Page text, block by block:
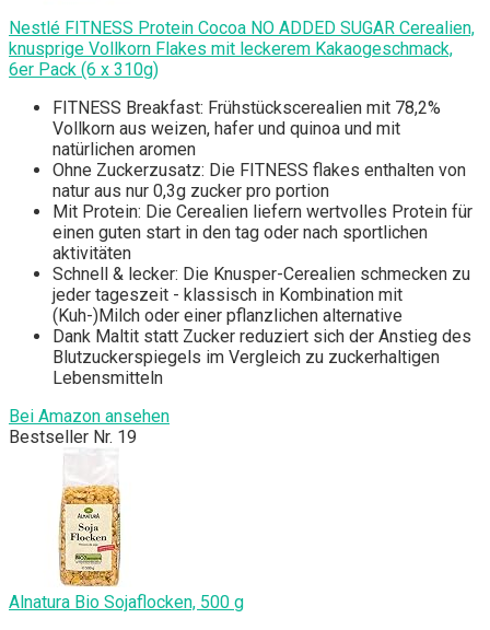
Nestlé FITNESS Protein Cocoa NO ADDED SUGAR Cerealien,
knusprige Vollkorn Flakes mit leckerem Kakaogeschmack,
6er Pack (6 x 310g)
FITNESS Breakfast: Frühstückscerealien mit 78,2%
Vollkorn aus weizen, hafer und quinoa und mit
natürlichen aromen
Ohne Zuckerzusatz: Die FITNESS flakes enthalten von
natur aus nur 0,3g zucker pro portion
Mit Protein: Die Cerealien liefern wertvolles Protein für
einen guten start in den tag oder nach sportlichen
aktivitäten
Schnell & lecker: Die Knusper-Cerealien schmecken zu
jeder tageszeit - klassisch in Kombination mit
(Kuh-)Milch oder einer pflanzlichen alternative
Dank Maltit statt Zucker reduziert sich der Anstieg des
Blutzuckerspiegels im Vergleich zu zuckerhaltigen
Lebensmitteln
Bei Amazon ansehen
Bestseller Nr. 19
Alnatura Bio Sojaflocken, 500 g